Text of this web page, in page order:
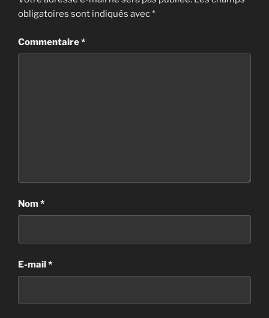
obligatoires sont indiqués avec*
Commentaire*
Nom*
E-mail*